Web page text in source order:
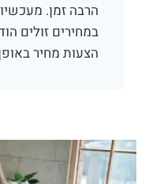
הרבה זמן.
במחירים זולים
הצעות מחיר